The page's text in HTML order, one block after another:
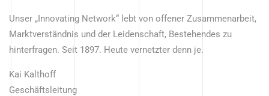
Unser „Innovating Network“ lebt von offener Zusammenarbeit,
Marktverständnis und der Leidenschaft, Bestehendes zu
hinterfragen. Seit 1897. Heute vernetzter denn je.
Kai Kalthoff
Geschäftsleitung